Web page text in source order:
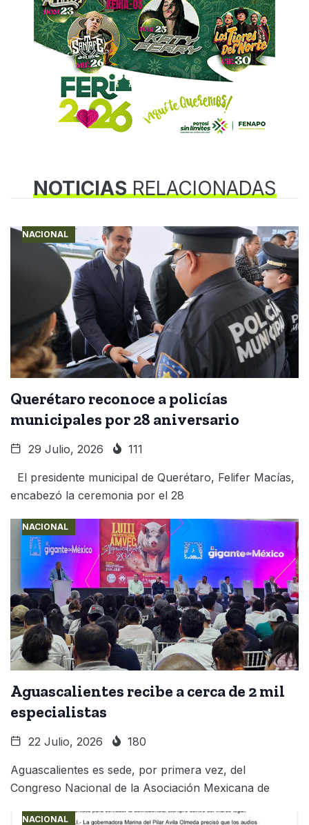
NOTICIASRELACIONADAS
NACIONAL
Querétaro reconoce a policías
municipales por 28 aniversario
29 Julio, 2026 111
El presidente municipal de Querétaro, Felifer Macías,
encabezó la ceremonia por el 28
NACIONAL
Aguascalientes recibe a cerca de 2 mil
especialistas
22 Julio, 2026 180
Aguascalientes es sede, por primera vez, del
Congreso Nacional de la Asociación Mexicana de
NACIONAL